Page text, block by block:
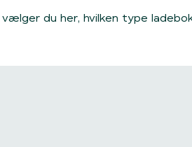
du her, hvilken type